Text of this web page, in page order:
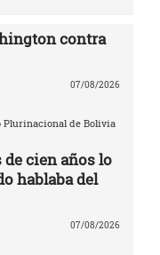
contra
07/08/2026
Plurinacional de Bolivia
de cien años lo
hablaba del
07/08/2026